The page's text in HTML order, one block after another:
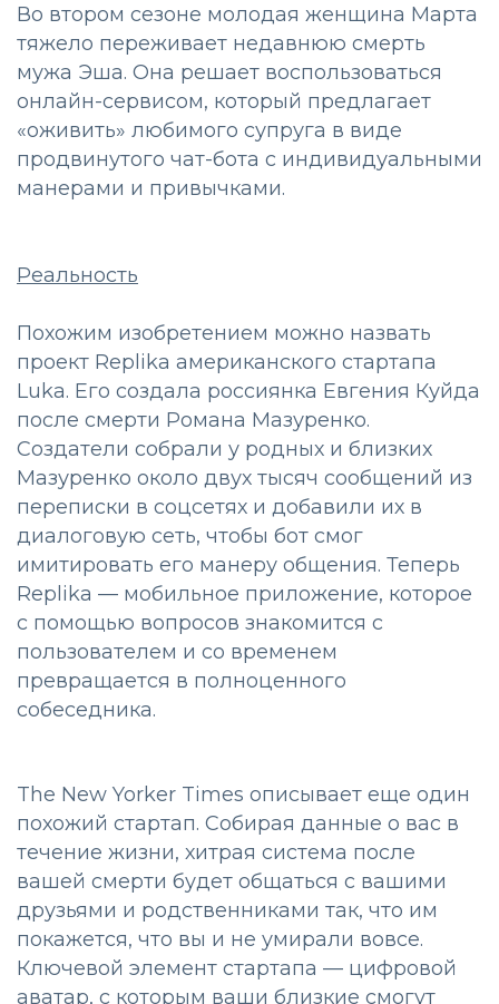
Во втором сезоне молодая женщина Марта
тяжело переживает недавнюю смерть
мужа Эша. Она решает воспользоваться
онлайн-сервисом, который предлагает
«оживить» любимого супруга в виде
продвинутого чат-бота с индивидуальными
манерами и привычками.
Реальность
Похожим изобретением можно назвать
проект Replika американского стартапа
Luka. Его создала россиянка Евгения Куйда
после смерти Романа Мазуренко.
Создатели собрали у родных и близких
Мазуренко около двух тысяч сообщений из
переписки в соцсетях и добавили их в
диалоговую сеть, чтобы бот смог
имитировать его манеру общения. Теперь
Replika — мобильное приложение, которое
с помощью вопросов знакомится с
пользователем и со временем
превращается в полноценного
собеседника.
The New Yorker Times описывает еще один
похожий стартап. Собирая данные о вас в
течение жизни, хитрая система после
вашей смерти будет общаться с вашими
друзьями и родственниками так, что им
покажется, что вы и не умирали вовсе.
Ключевой элемент стартапа — цифровой
аватар, с которым ваши близкие смогут